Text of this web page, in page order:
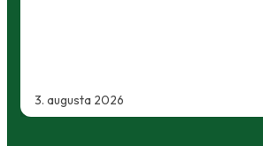
2. augusta 2026